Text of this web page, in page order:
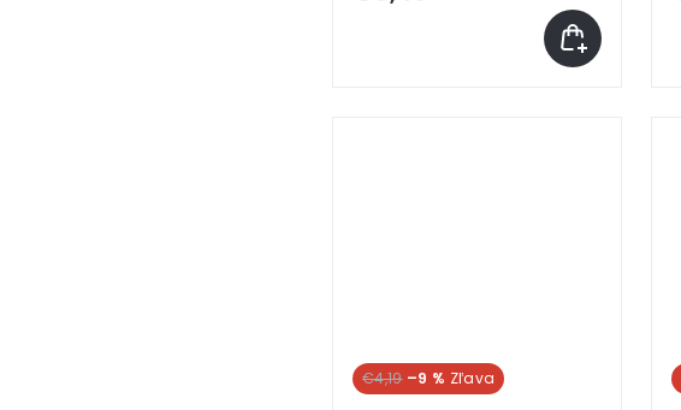
€4,19 –9 %